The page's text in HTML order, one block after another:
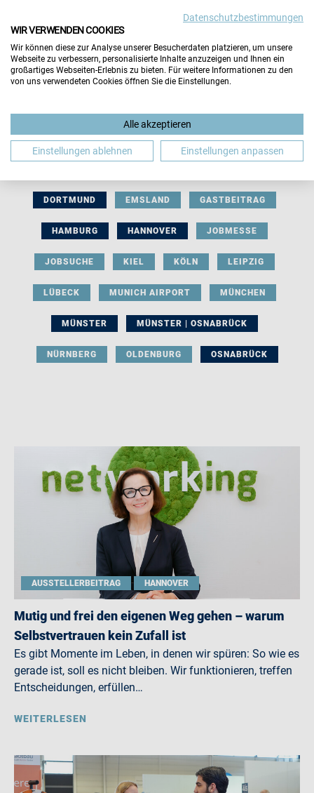
BERUFLICHE ORIENTIERUNG BEWERBUNG
DORTMUND EMSLAND GASTBEITRAG
HAMBURG HANNOVER JOBMESSE
JOBSUCHE KIEL KÖLN LEIPZIG
LÜBECK MUNICH AIRPORT MÜNCHEN
MÜNSTER MÜNSTER | OSNABRÜCK
NÜRNBERG OLDENBURG OSNABRÜCK
AUSSTELLERBEITRAG HANNOVER
Mutig und frei den eigenen Weg gehen – warum
Selbstvertrauen kein Zufall ist
Es gibt Momente im Leben, in denen wir spüren: So wie es
gerade ist, soll es nicht bleiben. Wir funktionieren, treffen
Entscheidungen, erfüllen…
WEITERLESEN
Datenschutzbestimmungen
WIR VERWENDEN COOKIES
Wir können diese zur Analyse unserer Besucherdaten platzieren, um unsere
Webseite zu verbessern, personalisierte Inhalte anzuzeigen und Ihnen ein
großartiges Webseiten-Erlebnis zu bieten. Für weitere Informationen zu den
von uns verwendeten Cookies öffnen Sie die Einstellungen.
Alle akzeptieren
Einstellungen ablehnen Einstellungen anpassen